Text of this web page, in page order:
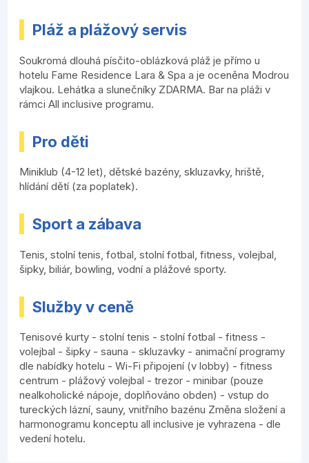
Pláž a plážový servis
Soukromá dlouhá písčito-oblázková pláž je přímo u
hotelu Fame Residence Lara & Spa a je oceněna Modrou
vlajkou. Lehátka a slunečníky ZDARMA. Bar na pláži v
rámci All inclusive programu.
Pro děti
Miniklub (4-12 let), dětské bazény, skluzavky, hriště,
hlídání dětí (za poplatek).
Sport a zábava
Tenis, stolní tenis, fotbal, stolní fotbal, fitness, volejbal,
šipky, biliár, bowling, vodní a plážové sporty.
Služby v ceně
Tenisové kurty - stolní tenis - stolní fotbal - fitness -
volejbal - šipky - sauna - skluzavky - animační programy
dle nabídky hotelu - Wi-Fi připojení (v lobby) - fitness
centrum - plážový volejbal - trezor - minibar (pouze
nealkoholické nápoje, doplňováno obden) - vstup do
tureckých lázní, sauny, vnitřního bazénu Změna složení a
harmonogramu konceptu all inclusive je vyhrazena - dle
vedení hotelu.